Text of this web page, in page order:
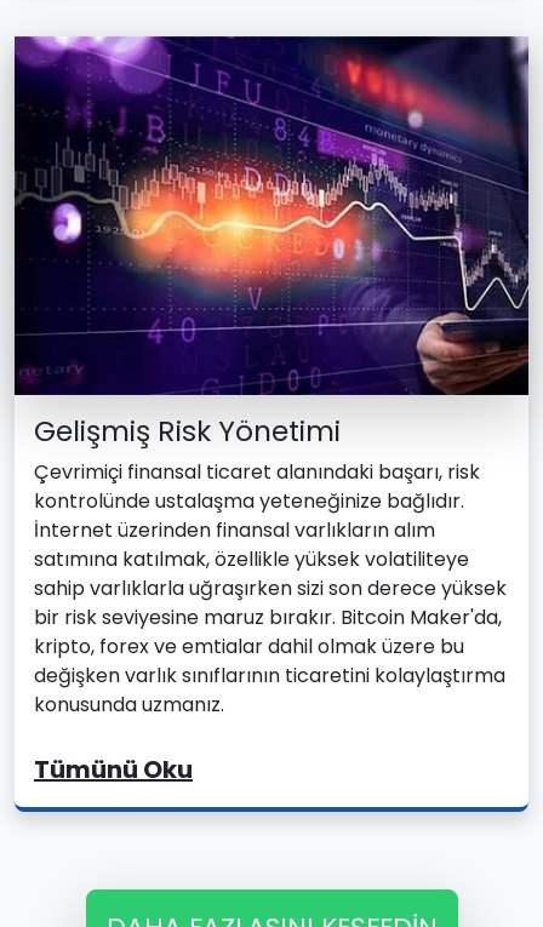
Gelişmiş Risk Yönetimi
Çevrimiçi finansal ticaret alanındaki başarı, risk
kontrolünde ustalaşma yeteneğinize bağlıdır.
İnternet üzerinden finansal varlıkların alım
satımına katılmak, özellikle yüksek volatiliteye
sahip varlıklarla uğraşırken sizi son derece yüksek
bir risk seviyesine maruz bırakır. Bitcoin Maker'da,
kripto, forex ve emtialar dahil olmak üzere bu
değişken varlık sınıflarının ticaretini kolaylaştırma
konusunda uzmanız.
Tümünü Oku